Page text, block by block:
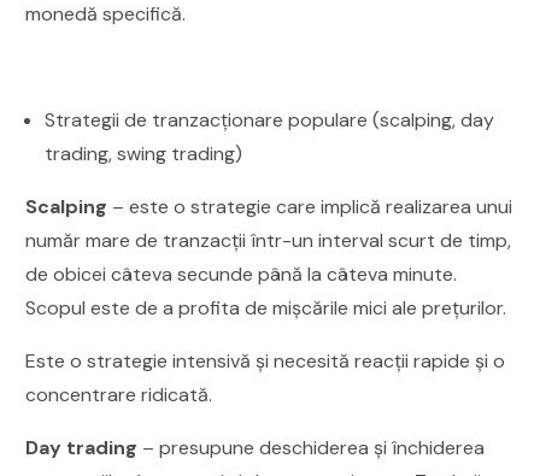
monedă specifică.
Strategii de tranzacționare populare (scalping, day
trading, swing trading)
Scalping – este o strategie care implică realizarea unui
număr mare de tranzacții într-un interval scurt de timp,
de obicei câteva secunde până la câteva minute.
Scopul este de a profita de mișcările mici ale prețurilor.
Este o strategie intensivă și necesită reacții rapide și o
concentrare ridicată.
Day trading – presupune deschiderea și închiderea